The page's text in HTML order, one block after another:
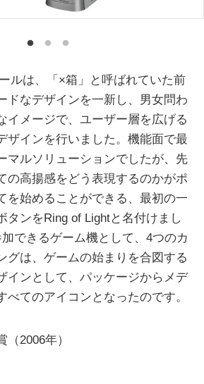
ルは、「×箱」と呼ばれていた前
ドなデザインを一新し、男女問わ
イメージで、ユーザー層を広げる
ザインを行いました。機能面で最
マルソリューションでしたが、先
の高揚感をどう表現するのかがポ
を始めることができる、最初の一
タンをRing of Lightと名付けまし
できるゲーム機として、4つのカ
グは、ゲームの始まりを合図する
インとして、パッケージからメデ
べてのアイコンとなったのです。
2006年）